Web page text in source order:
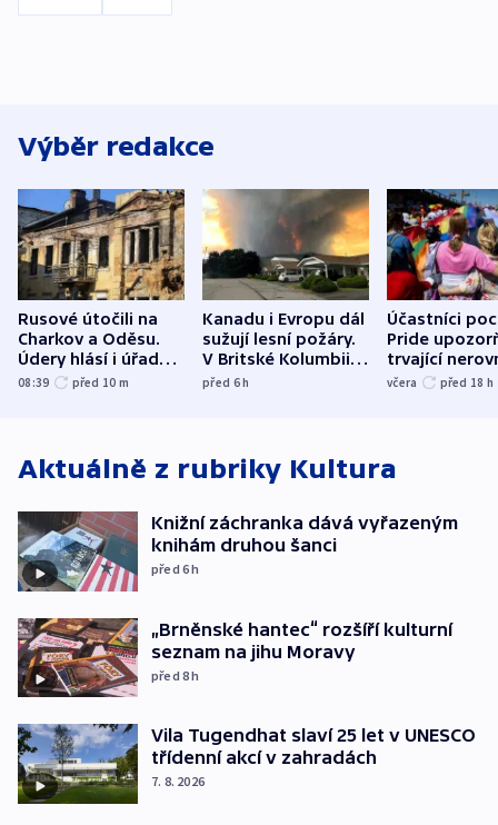
Výběr redakce
Rusové útočili na
Charkov a Oděsu.
Údery hlásí i úřady v
Bělgorodu
08:39 před 10 m
Kanadu i Evropu dál
sužují lesní požáry.
V Britské Kolumbii
evakuovali tisíce lidí
před 6h
Účastníci
Pride
trvající
včera před 18 h
Aktuálně z rubriky Kultura
Knižní záchranka dává vyřazeným
knihám druhou šanci
před 6h
„Brněnské hantec“ rozšíří kulturní
seznam na jihu Moravy
před 8h
Vila Tugendhat slaví 25 let v UNESCO
třídenní akcí v zahradách
7. 8. 2026